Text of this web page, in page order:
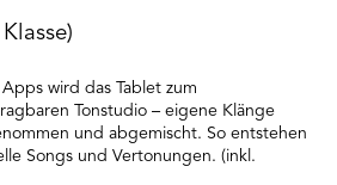
wird das Tablet zum
Tonstudio – eigene Klänge
und abgemischt. So entstehen
Songs und Vertonungen. (inkl.